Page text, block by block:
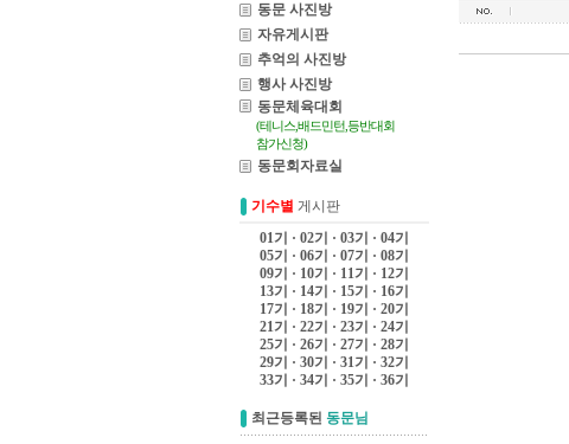
동문 사진방
자유게시판
추억의 사진방
행사 사진방
동문체육대회
(테니스,배드민턴,등반대회
참가신청)
동문회자료실
기수별 게시판
01기
· 02기 · 03기 · 04기
05기
· 06기 · 07기 · 08기
09기
· 10기 · 11기 · 12기
13기
· 14기 · 15기 · 16기
17기
· 18기 · 19기 · 20기
21기
· 22기 · 23기 · 24기
25기
· 26기 · 27기 · 28기
29기
· 30기 · 31기 · 32기
33기
· 34기 · 35기 · 36기
최근등록된 동문님